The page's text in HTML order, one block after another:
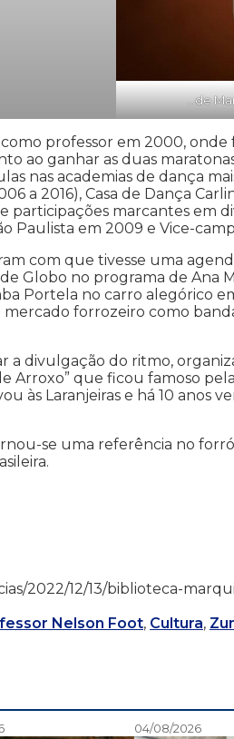
…de
professor em 2000,
ao ganhar as duas
nas academias de dança
a 2016), Casa de Dança
participações marcantes em
Paulista em 2009 e Vice-
com que tivesse uma
Globo no programa de Ana
Portela no carro alegórico
forrozeiro como
divulgação do ritmo,
Arroxo” que ficou famoso
às Laranjeiras e há 10 anos
se uma referência no forró
2022/12/13/biblioteca-
Nelson Foot, Cultura,
04/08/2026